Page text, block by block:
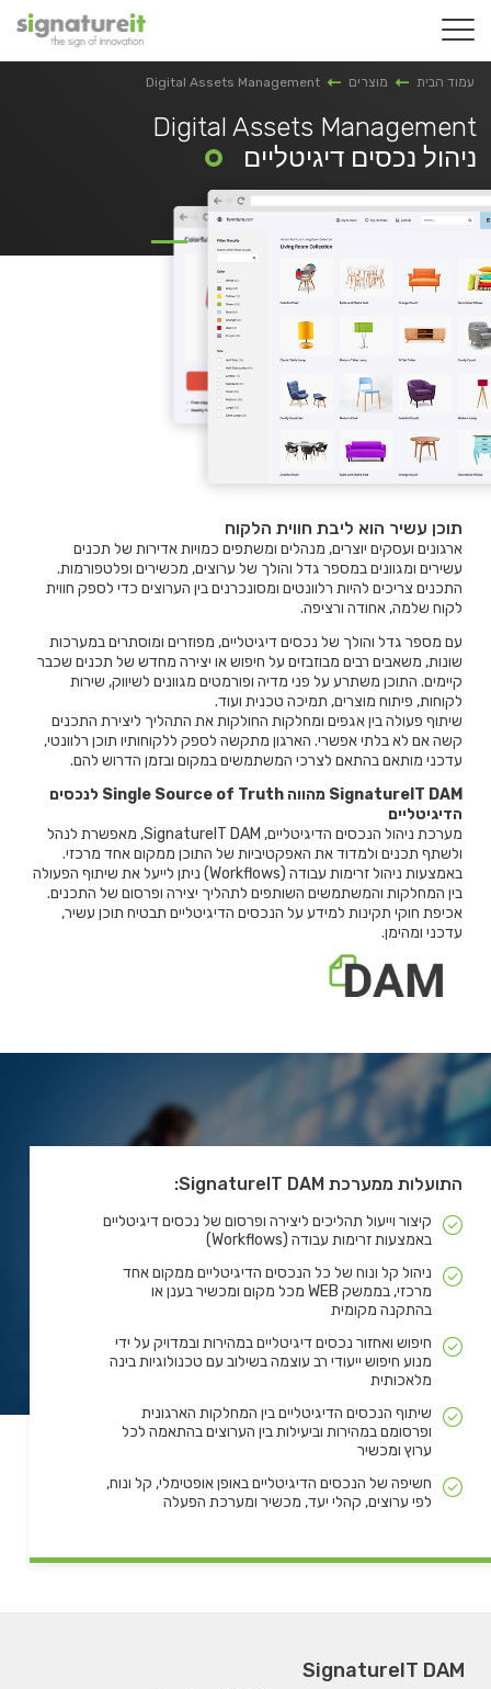
עמוד הבית מוצרים Digital Assets Management
Digital Assets Management
ניהול נכסים דיגיטליים
תוכן עשיר הוא ליבת חווית הלקוח
ארגונים ועסקים יוצרים, מנהלים ומשתפים כמויות אדירות של תכנים
עשירים ומגוונים במספר גדל והולך של ערוצים, מכשירים ופלטפורמות.
התכנים צריכים להיות רלוונטים ומסונכרנים בין הערוצים כדי לספק חווית
לקוח שלמה, אחודה ורציפה.
עם מספר גדל והולך של נכסים דיגיטליים, מפוזרים ומוסתרים במערכות
שונות, משאבים רבים מבוזבזים על חיפוש או יצירה מחדש של תכנים שכבר
קיימים. התוכן משתרע על פני מדיה ופורמטים מגוונים לשיווק, שירות
לקוחות, פיתוח מוצרים, תמיכה טכנית ועוד.
שיתוף פעולה בין אגפים ומחלקות החולקות את התהליך ליצירת התכנים
קשה אם לא בלתי אפשרי. הארגון מתקשה לספק ללקוחותיו תוכן רלוונטי,
עדכני מותאם בהתאם לצרכי המשתמשים במקום ובזמן הדרוש להם.
SignatureIT DAM מהווה Single Source of Truth לנכסים
הדיגיטליים
מערכת ניהול הנכסים הדיגיטליים, SignatureIT DAM, מאפשרת לנהל
ולשתף תכנים ולמדוד את האפקטיביות של התוכן ממקום אחד מרכזי.
באמצעות ניהול זרימות עבודה (Workflows) ניתן לייעל את שיתוף הפעולה
בין המחלקות והמשתמשים השותפים לתהליך יצירה ופרסום של התכנים.
אכיפת חוקי תקינות למידע על הנכסים הדיגיטליים תבטיח תוכן עשיר,
עדכני ומהימן.
התועלות ממערכת SignatureIT DAM:
קיצור וייעול תהליכים ליצירה ופרסום של נכסים דיגיטליים
באמצעות זרימות עבודה (Workflows)
ניהול קל ונוח של כל הנכסים הדיגיטליים ממקום אחד
מרכזי, בממשק WEB מכל מקום ומכשיר בענן או
בהתקנה מקומית
חיפוש ואחזור נכסים דיגיטליים במהירות ובמדויק על ידי
מנוע חיפוש ייעודי רב עוצמה בשילוב עם טכנולוגיות בינה
מלאכותית
שיתוף הנכסים הדיגיטליים בין המחלקות הארגונית
ופרסומם במהירות וביעילות בין הערוצים בהתאמה לכל
ערוץ ומכשיר
חשיפה של הנכסים הדיגיטליים באופן אופטימלי, קל ונוח,
לפי ערוצים, קהלי יעד, מכשיר ומערכת הפעלה
SignatureIT DAM